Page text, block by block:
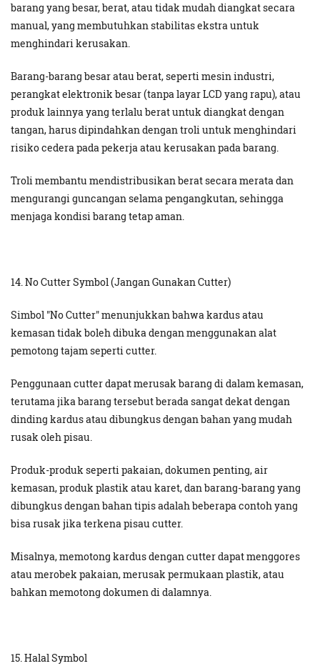
barang yang besar, berat, atau tidak mudah diangkat secara
manual, yang membutuhkan stabilitas ekstra untuk
menghindari kerusakan.
Barang-barang besar atau berat, seperti mesin industri,
perangkat elektronik besar (tanpa layar LCD yang rapu), atau
produk lainnya yang terlalu berat untuk diangkat dengan
tangan, harus dipindahkan dengan troli untuk menghindari
risiko cedera pada pekerja atau kerusakan pada barang.
Troli membantu mendistribusikan berat secara merata dan
mengurangi guncangan selama pengangkutan, sehingga
menjaga kondisi barang tetap aman.
14. No Cutter Symbol (Jangan Gunakan Cutter)
Simbol "No Cutter" menunjukkan bahwa kardus atau
kemasan tidak boleh dibuka dengan menggunakan alat
pemotong tajam seperti cutter.
Penggunaan cutter dapat merusak barang di dalam kemasan,
terutama jika barang tersebut berada sangat dekat dengan
dinding kardus atau dibungkus dengan bahan yang mudah
rusak oleh pisau.
Produk-produk seperti pakaian, dokumen penting, air
kemasan, produk plastik atau karet, dan barang-barang yang
dibungkus dengan bahan tipis adalah beberapa contoh yang
bisa rusak jika terkena pisau cutter.
Misalnya, memotong kardus dengan cutter dapat menggores
atau merobek pakaian, merusak permukaan plastik, atau
bahkan memotong dokumen di dalamnya.
15. Halal Symbol